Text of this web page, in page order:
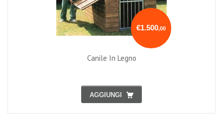
€1.500,00
Canile In Legno
AGGIUNGI